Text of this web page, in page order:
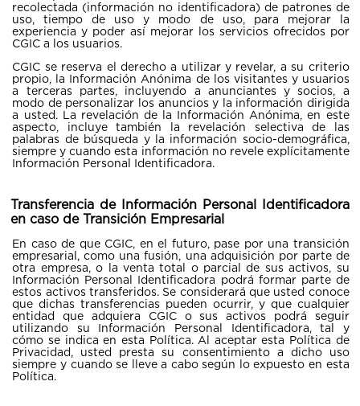
recolectada (información no identificadora) de patrones de
uso, tiempo de uso y modo de uso, para mejorar la
experiencia y poder así mejorar los servicios ofrecidos por
CGIC a los usuarios.
CGIC se reserva el derecho a utilizar y revelar, a su criterio
propio, la Información Anónima de los visitantes y usuarios
a terceras partes, incluyendo a anunciantes y socios, a
modo de personalizar los anuncios y la información dirigida
a usted. La revelación de la Información Anónima, en este
aspecto, incluye también la revelación selectiva de las
palabras de búsqueda y la información socio-demográfica,
siempre y cuando esta información no revele explícitamente
Información Personal Identificadora.
Transferencia de Información Personal Identificadora
en caso de Transición Empresarial
En caso de que CGIC, en el futuro, pase por una transición
empresarial, como una fusión, una adquisición por parte de
otra empresa, o la venta total o parcial de sus activos, su
Información Personal Identificadora podrá formar parte de
estos activos transferidos. Se considerará que usted conoce
que dichas transferencias pueden ocurrir, y que cualquier
entidad que adquiera CGIC o sus activos podrá seguir
utilizando su Información Personal Identificadora, tal y
cómo se indica en esta Política. Al aceptar esta Política de
Privacidad, usted presta su consentimiento a dicho uso
siempre y cuando se lleve a cabo según lo expuesto en esta
Política.